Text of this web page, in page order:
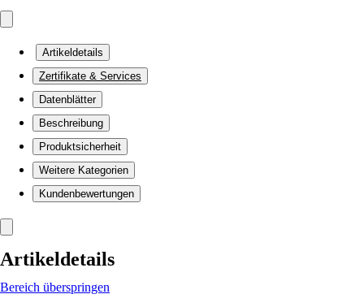
Artikeldetails
Zertifikate & Services
Datenblätter
Beschreibung
Produktsicherheit
Weitere Kategorien
Kundenbewertungen
Artikeldetails
Bereich überspringen